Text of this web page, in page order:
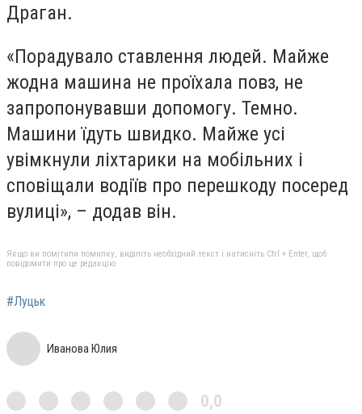
Драган.
«Порадувало ставлення людей. Майже
жодна машина не проїхала повз, не
запропонувавши допомогу. Темно.
Машини їдуть швидко. Майже усі
увімкнули ліхтарики на мобільних і
сповіщали водіїв про перешкоду посеред
вулиці», – додав він.
Якщо ви помітили помилку, виділіть необхідний текст і натисніть Ctrl + Enter, щоб
повідомити про це редакцію
#Луцьк
Иванова Юлия
0,0